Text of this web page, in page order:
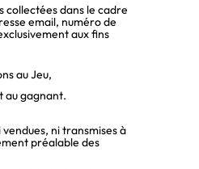
collectées dans le cadre
email, numéro de
aux fins
au Jeu,
au gagnant.
ni transmises à
préalable des